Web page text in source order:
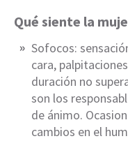
Qué siente la
Sofocos:
cara,
duración no
son los
de ánimo.
cambios en el